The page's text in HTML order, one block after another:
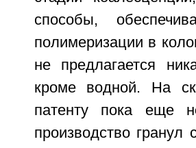
способы,
полимеризации в
не предлагается
кроме водной. На
патенту пока еще
производство гранул